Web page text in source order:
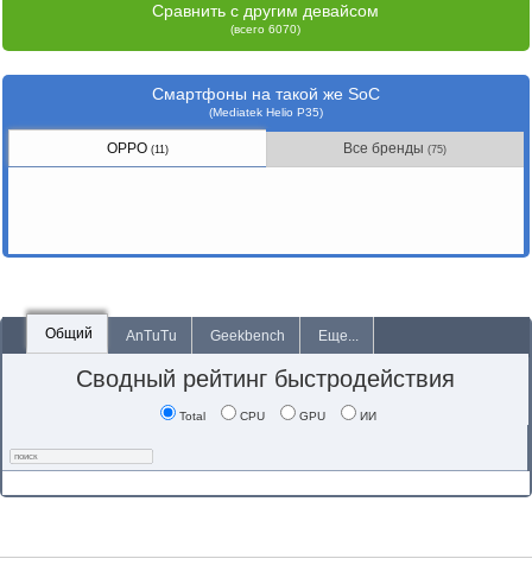
Сравнить с другим девайсом
(всего 6070)
Смартфоны на такой же SoC
(Mediatek Helio P35)
OPPO (11) Все бренды(75)
Общий AnTuTu Geekbench Еще...
Сводный рейтинг быстродействия
Total CPU GPU ИИ